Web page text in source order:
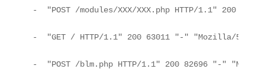
-  "POST /modules/XXX/XXX.php HTTP/1.1" 200
-  "GET / HTTP/1.1" 200 63011 "-" "Mozilla/5.0
-  "POST /blm.php HTTP/1.1" 200 82696 "-"